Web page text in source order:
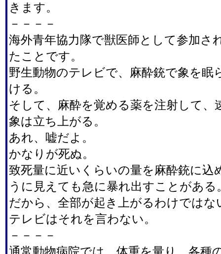
きます。
－－－－
海外青年協力隊で獣医師として参加さ
たことです。
野生動物のテレビで、麻酔銃で象を眠
ける。
そして、麻酔を覚める薬を注射して、
象は立ち上がる。
あれ、嘘だよ。
かなりが死ぬ。
致死量に近いくらいの量を麻酔銃に込
うに見えても急に暴れ出すことがある
だから、全部が起き上がるわけではな
テレビはそれを言わない。
－－－－
通常動物病院では、体重を量り、各種